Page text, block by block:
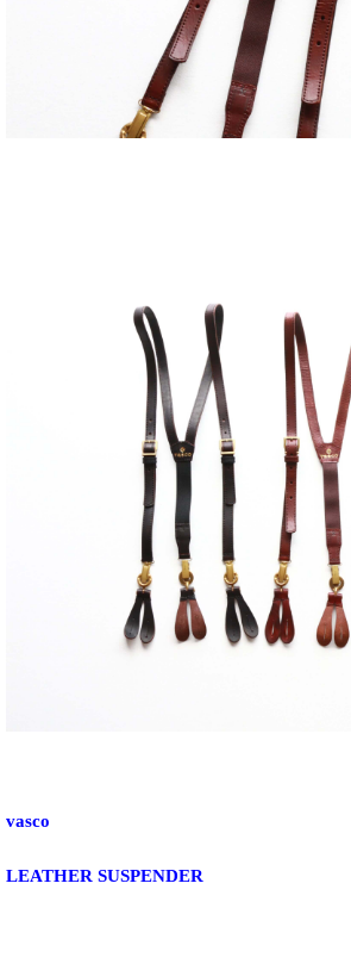
vasco
LEATHER SUSPENDER